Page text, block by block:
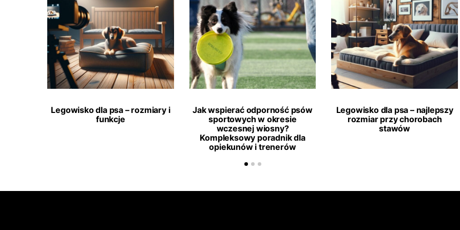
Legowisko dla psa – rozmiary i
funkcje
Jak wspierać odporność psów
sportowych w okresie
wczesnej wiosny?
Kompleksowy poradnik dla
opiekunów i trenerów
Legowisko dla psa – najlepszy
rozmiar przy chorobach
stawów